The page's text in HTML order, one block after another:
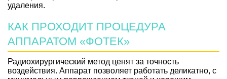
удаления.
КАК ПРОХОДИТ ПРОЦЕДУРА
АППАРАТОМ «ФОТЕК»
Радиохирургический метод ценят за точность
воздействия. Аппарат позволяет работать деликатно, с